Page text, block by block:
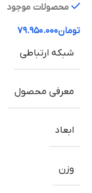
محصولات موجود
تومان۷۹.۹۵۰.۰۰۰
شبکه ارتباطی
معرفی محصول
ابعاد
وزن